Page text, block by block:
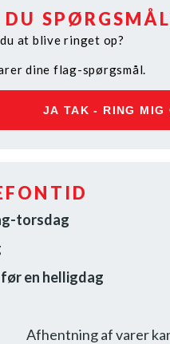
DU
at blive ringet op?
dine flag-spørgsmål.
JA TAK - RING MIG
torsdag
før en helligdag
Afhentning af varer